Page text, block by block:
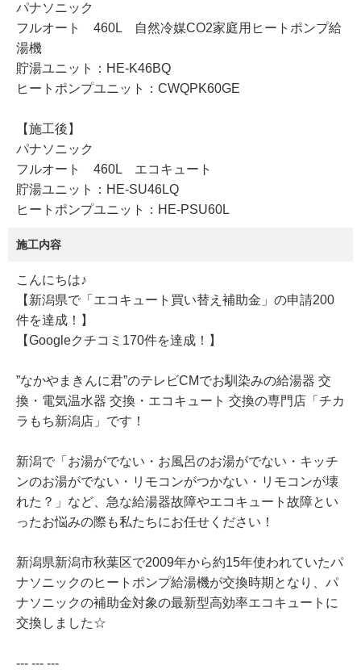
パナソニック
フルオート 460L 自然冷媒CO2家庭用ヒートポンプ給
湯機
貯湯ユニット：HE-K46BQ
ヒートポンプユニット：CWQPK60GE
【施工後】
パナソニック
フルオート 460L エコキュート
貯湯ユニット：HE-SU46LQ
ヒートポンプユニット：HE-PSU60L
施工内容
こんにちは♪
【新潟県で「エコキュート買い替え補助金」の申請200
件を達成！】
【Googleクチコミ170件を達成！】
”なかやまきんに君”のテレビCMでお馴染みの給湯器 交
換・電気温水器 交換・エコキュート 交換の専門店「チカ
ラもち新潟店」です！
新潟で「お湯がでない・お風呂のお湯がでない・キッチ
ンのお湯がでない・リモコンがつかない・リモコンが壊
れた？」など、急な給湯器故障やエコキュート故障とい
ったお悩みの際も私たちにお任せください！
新潟県新潟市秋葉区で2009年から約15年使われていたパ
ナソニックのヒートポンプ給湯機が交換時期となり、パ
ナソニックの補助金対象の最新型高効率エコキュートに
交換しました☆
--- --- ---